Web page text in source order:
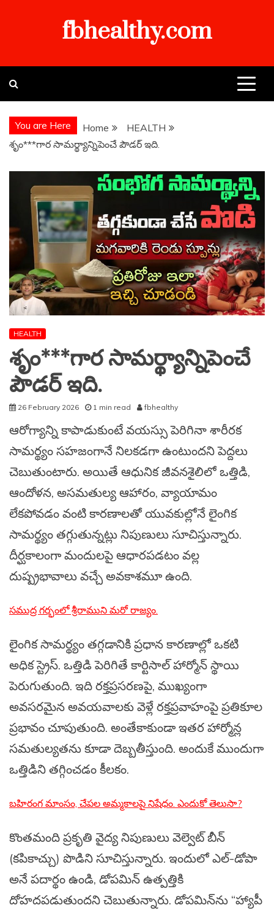
fbhealthy.com
You are Here Home
HEALTH
శృం***గార సామర్థ్యాన్నిపెంచే పౌడర్ ఇది.
HEALTH
శృం***గార సామర్థ్యాన్నిపెంచే
పౌడర్ ఇది.
26 February 2026 1 min read fbhealthy
ఆరోగ్యాన్ని కాపాడుకుంటే వయస్సు పెరిగినా శారీరక
సామర్థ్యం సహజంగానే నిలకడగా ఉంటుందని పెద్దలు
చెబుతుంటారు. అయితే ఆధునిక జీవనశైలిలో ఒత్తిడి,
ఆందోళన, అసమతుల్య ఆహారం, వ్యాయామం
లేకపోవడం వంటి కారణాలతో యువకుల్లోనే లైంగిక
సామర్థ్యం తగ్గుతున్నట్లు నిపుణులు సూచిస్తున్నారు.
దీర్ఘకాలంగా మందులపై ఆధారపడటం వల్ల
దుష్ప్రభావాలు వచ్చే అవకాశమూ ఉంది.
సముద్ర గర్భంలో శ్రీరాముని మరో రాజ్యం.
లైంగిక సామర్థ్యం తగ్గడానికి ప్రధాన కారణాల్లో ఒకటి
అధిక స్ట్రెస్. ఒత్తిడి పెరిగితే కార్టిసాల్ హార్మోన్ స్థాయి
పెరుగుతుంది. ఇది రక్తప్రసరణపై, ముఖ్యంగా
అవసరమైన అవయవాలకు వెళ్లే రక్తప్రవాహంపై ప్రతికూల
ప్రభావం చూపుతుంది. అంతేకాకుండా ఇతర హార్మోన్ల
సమతుల్యతను కూడా దెబ్బతీస్తుంది. అందుకే ముందుగా
ఒత్తిడిని తగ్గించడం కీలకం.
బహిరంగ మాంసం, చేపల అమ్మకాలపై నిషేధం. ఎందుకో తెలుసా?
కొంతమంది ప్రకృతి వైద్య నిపుణులు వెల్వెట్ బీన్
(కపికాచ్చు) పొడిని సూచిస్తున్నారు. ఇందులో ఎల్-డోపా
అనే పదార్థం ఉండి, డోపమిన్ ఉత్పత్తికి
దోహదపడుతుందని చెబుతున్నారు. డోపమిన్‌ను “హ్యాపీ